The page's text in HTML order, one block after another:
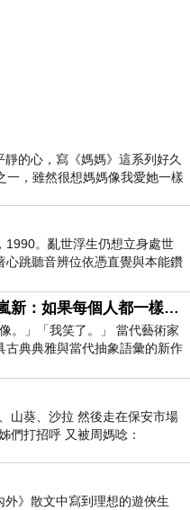
的心，寫《媽媽》這系列好久
一，雖然很想媽媽像我愛她一樣
1990。亂世浮生仍想立身處世
心跳聽音辨位依憑直覺與本能鑽
一個心聲另一個共鳴的
當代藝術家盧嵐新：如果每個人都一樣，這世界該有多無聊？
。」「我笑了。」 當代藝術家
古典典雅與當代抽象語彙的新作
間為背景，描繪了
山葵、沙拉 然後走在保安市場
們打招呼 又被周媽唸：
》散文中寫到理想的遊俠生